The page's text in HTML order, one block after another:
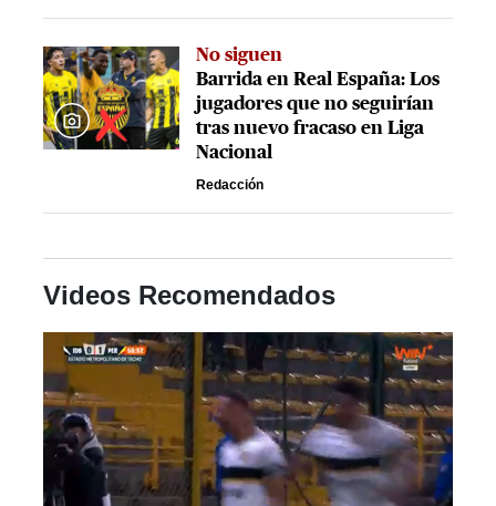
No siguen
Barrida en Real España: Los
jugadores que no seguirían
tras nuevo fracaso en Liga
Nacional
Redacción
Videos Recomendados